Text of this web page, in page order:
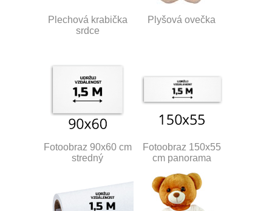
Plechová krabička
srdce
Plyšová ovečka
Fotoobraz 90x60 cm
stredný
Fotoobraz 150x55
cm panorama